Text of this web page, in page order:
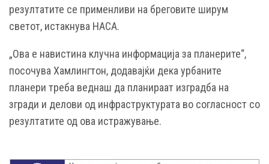
резултатите се применливи на бреговите ширум
светот, истакнува НАСА.
„Ова е навистина клучна информација за планерите“,
посочува Хамлингтон, додавајќи дека урбаните
планери треба веднаш да планираат изградба на
згради и делови од инфраструктурата во согласност со
резултатите од ова истражување.